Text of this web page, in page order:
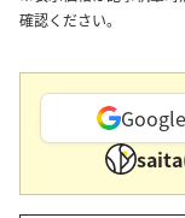
確認ください。